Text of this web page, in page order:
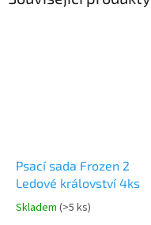
Psací sada Frozen 2
Ledové království 4ks
Průměrné
Skladem (>5 ks)